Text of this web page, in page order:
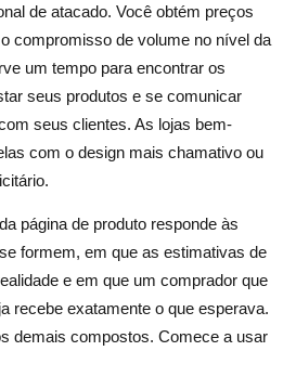
de atacado. Você obtém preços
compromisso de volume no nível da
um tempo para encontrar os
seus produtos e se comunicar
seus clientes. As lojas bem-
com o design mais chamativo ou
página de produto responde às
formem, em que as estimativas de
e em que um comprador que
recebe exatamente o que esperava.
demais compostos. Comece a usar